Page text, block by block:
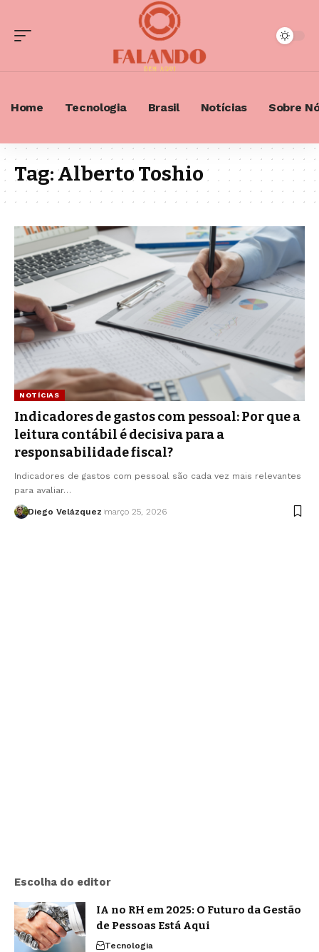
Home Tecnologia Brasil Notícias Sobre
Tag:Alberto Toshio
NOTÍCIAS
Indicadores de gastos com pessoal: Por que a
leitura contábil é decisiva para a
responsabilidade fiscal?
Indicadores de gastos com pessoal são cada vez mais relevantes
para avaliar…
Diego Velázquez março 25, 2026
Escolha do editor
IA no RH em 2025: O Futuro da Gestão
de Pessoas Está Aqui
Tecnologia